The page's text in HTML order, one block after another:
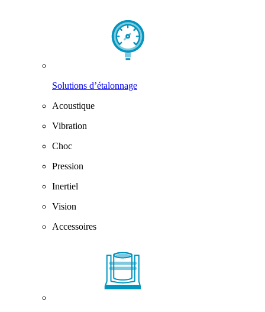
Solutions d’étalonnage
Acoustique
Vibration
Choc
Pression
Inertiel
Vision
Accessoires